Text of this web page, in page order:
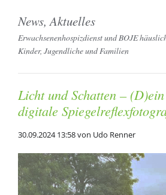
News, Aktuelles
Erwachsenenhospizdienst und BOJE
Kinder, Jugendliche und Familien
Licht und Schatten –
digitale
30.09.2024 13:58von Udo Renner